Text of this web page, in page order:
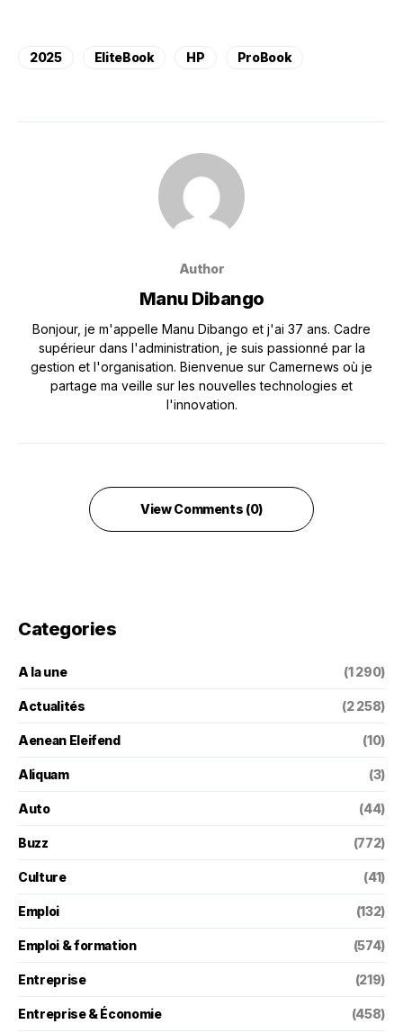
2025 EliteBook HP ProBook
Author
Manu Dibango
Bonjour, je m'appelle Manu Dibango et j'ai 37 ans. Cadre
supérieur dans l'administration, je suis passionné par la
gestion et l'organisation. Bienvenue sur Camernews où je
partage ma veille sur les nouvelles technologies et
l'innovation.
View Comments (0)
Categories
A la une (1 290)
Actualités (2 258)
Aenean Eleifend (10)
Aliquam (3)
Auto (44)
Buzz (772)
Culture (41)
Emploi (132)
Emploi & formation (574)
Entreprise (219)
Entreprise & Économie (458)